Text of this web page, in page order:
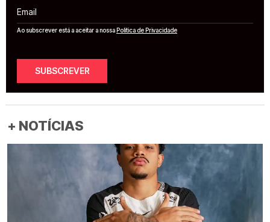
Email
Ao subscrever está a aceitar a nossaPolítica de Privacidade
SUBSCREVER
+ NOTÍCIAS